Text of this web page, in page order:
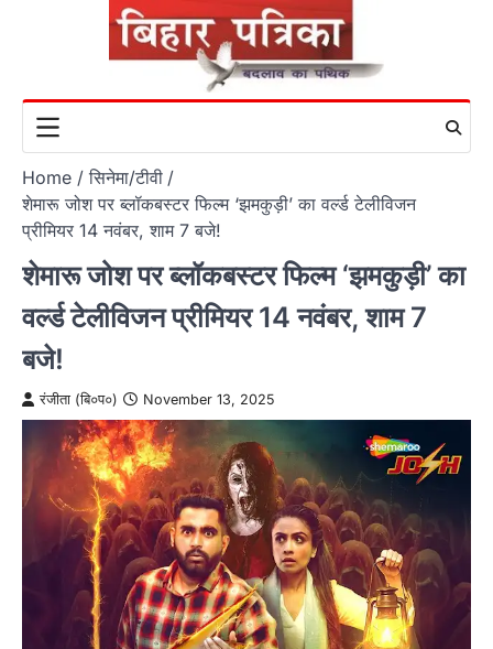
Home
सिनेमा/टीवी
शेमारू जोश पर ब्लॉकबस्टर फिल्म ‘झमकुड़ी’ का वर्ल्ड टेलीविजन
प्रीमियर 14 नवंबर, शाम 7 बजे!
शेमारू जोश पर ब्लॉकबस्टर फिल्म ‘झमकुड़ी’ का
वर्ल्ड टेलीविजन प्रीमियर 14 नवंबर, शाम 7
बजे!
रंजीता (बि०प०) November 13, 2025